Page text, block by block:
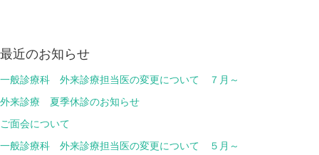
最近のお知らせ
一般診療科 外来診療担当医の変更について ７月～
外来診療 夏季休診のお知らせ
ご面会について
一般診療科 外来診療担当医の変更について ５月～